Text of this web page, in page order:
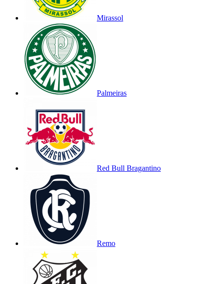
Mirassol
Palmeiras
Red Bull Bragantino
Remo